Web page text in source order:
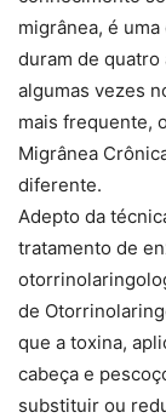
migrânea, é
duram de
algumas vezes
mais frequente,
Migrânea
diferente.
Adepto da
tratamento de
de
que a toxina,
cabeça e
substituir ou